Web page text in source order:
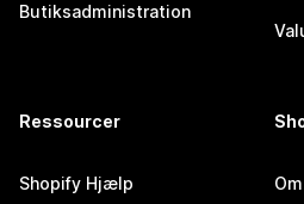
Butiksadministration
Ressourcer
Shopify Hjælp Om